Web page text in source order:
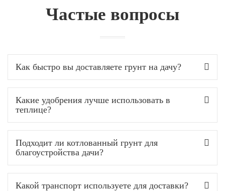
Частые вопросы
Как быстро вы доставляете грунт на дачу?
Какие удобрения лучше использовать в
теплице?
Подходит ли котлованный грунт для
благоустройства дачи?
Какой транспорт используете для доставки?